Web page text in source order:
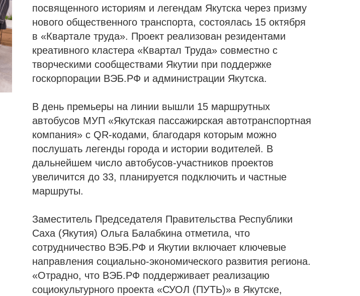
посвященного историям и легендам Якутска через призму
нового общественного транспорта, состоялась 15 октября
в «Квартале труда». Проект реализован резидентами
креативного кластера «Квартал Труда» совместно с
творческими сообществами Якутии при поддержке
госкорпорации ВЭБ.РФ и администрации Якутска.
В день премьеры на линии вышли 15 маршрутных
автобусов МУП «Якутская пассажирская автотранспортная
компания» с QR-кодами, благодаря которым можно
послушать легенды города и истории водителей. В
дальнейшем число автобусов-участников проектов
увеличится до 33, планируется подключить и частные
маршруты.
Заместитель Председателя Правительства Республики
Саха (Якутия) Ольга Балабкина отметила, что
сотрудничество ВЭБ.РФ и Якутии включает ключевые
направления социально-экономического развития региона.
«Отрадно, что ВЭБ.РФ поддерживает реализацию
социокультурного проекта «СУОЛ (ПУТЬ)» в Якутске,